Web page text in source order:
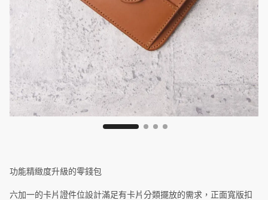
功能精緻度升級的零錢包
六加一的卡片證件位設計滿足有卡片分類擺放的需求，正面寬版扣